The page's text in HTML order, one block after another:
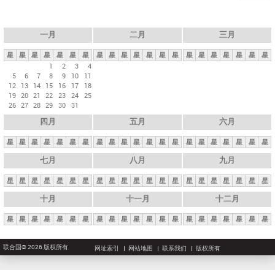
一月
星 星 星 星 星 星
星
1
2 3
4
5
6 7 8 9 10
11
12 13 14 15 16 17
18
19 20 21 22 23 24 25
26 27 28 29 30 31
二月
星 星 星 星 星 星 星
三月
星 星 星 星 星 星 星
四月
星 星 星 星 星 星 星
五月
星 星 星 星 星 星 星
六月
星 星 星 星 星 星 星
七月
星 星 星 星 星 星 星
八月
星 星 星 星 星 星 星
九月
星 星 星 星 星 星 星
十月
星 星 星 星 星 星 星
十一月
星 星 星 星 星 星 星
十二月
星 星 星 星 星 星 星
联合国© 2026 版权所有 网址索引 网站地图 联系我们 版权所有